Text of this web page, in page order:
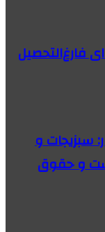
فارغ‌التحصیل
سبزیجات و
و حقوق